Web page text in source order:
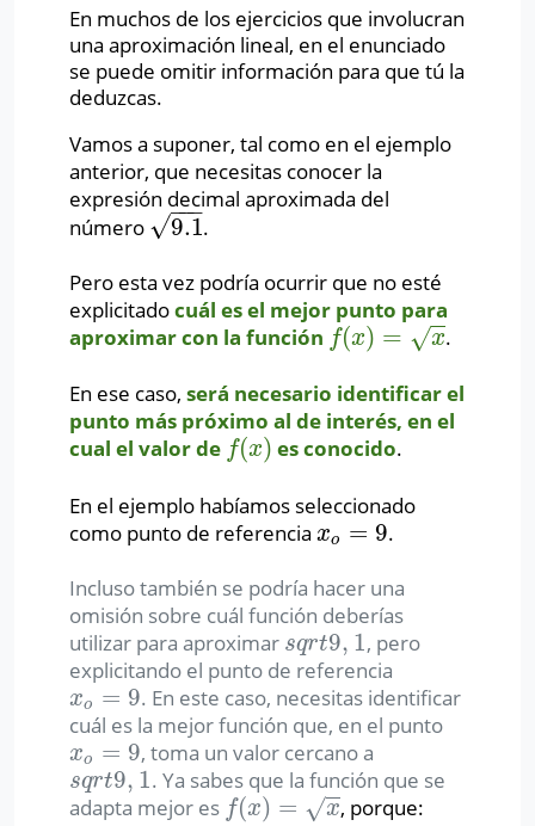
En muchos de los ejercicios que involucran
una aproximación lineal, en el enunciado
se puede omitir información para que tú la
deduzcas.
Vamos a suponer, tal como en el ejemplo
anterior, que necesitas conocer la
expresión decimal aproximada del
número
9.1
−−
−
√
9.1
.
Pero esta vez podría ocurrir que no esté
explicitadocuál es el mejor punto para
aproximar con la función f(x) = x
√
f(x)=x .
En ese caso, será necesario identificar el
punto más próximo al de interés, en el
cual el valor de f(x)
f(x) es conocido.
En el ejemplo habíamos seleccionado
como punto de referencia xo = 9
xo =9
.
Incluso también se podría hacer una
omisión sobre cuál función deberías
utilizar para aproximar sqrt9, 1
sqrt9,1
, pero
explicitando el punto de referencia
xo = 9
xo =9
. En este caso, necesitas identificar
cuál es la mejor función que, en el punto
xo = 9
xo =9 , toma un valor cercano a
sqrt9, 1
sqrt9,1
. Ya sabes que la función que se
adapta mejor es f(x) = x
√
f(x)=x , porque: